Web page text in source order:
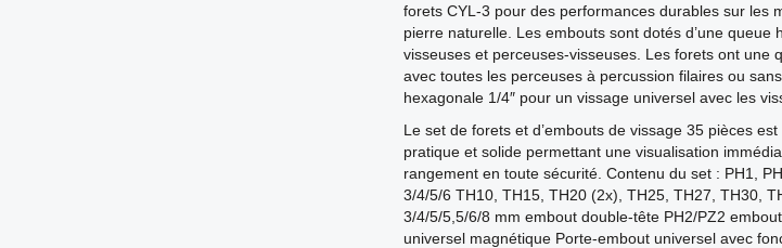
forets CYL-3 pour des performances durables sur les
pierre naturelle. Les embouts sont dotés d’une queue
visseuses et perceuses-visseuses. Les forets ont une
avec toutes les perceuses à percussion filaires ou
hexagonale 1/4″ pour un vissage universel avec les
Le set de forets et d’embouts de vissage 35 pièces
pratique et solide permettant une visualisation
rangement en toute sécurité. Contenu du set : PH1,
3/4/5/6 TH10, TH15, TH20 (2x), TH25, TH27, TH30,
3/4/5/5,5/6/8 mm embout double-tête PH2/PZ2
universel magnétique Porte-embout universel avec